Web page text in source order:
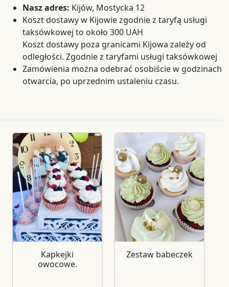
Nasz adres: Kijów, Mostycka 12
Koszt dostawy w Kijowie zgodnie z taryfą usługi
taksówkowej to około 300 UAH
Koszt dostawy poza granicami Kijowa zależy od
odległości. Zgodnie z taryfami usługi taksówkowej
Zamówienia można odebrać osobiście w godzinach
otwarcia, po uprzednim ustaleniu czasu.
Kapkejki
owocowe.
Zestaw babeczek